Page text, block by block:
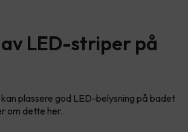
LED-striper på
plassere god LED-belysning på badet
om dette her.